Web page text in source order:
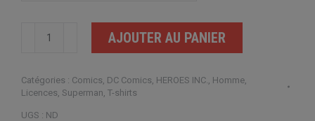
quantité
Japanese
Logo
AJOUTER AU PANIER
Catégories : Comics, DC Comics, HEROES INC., Homme,
Licences, Superman, T-shirts
UGS : ND